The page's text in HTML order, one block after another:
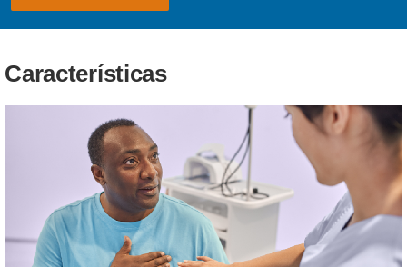
Características